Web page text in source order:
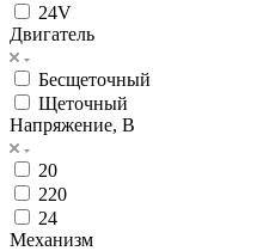
24V
Двигатель
Бесщеточный
Щеточный
Напряжение, В
20
220
24
Механизм